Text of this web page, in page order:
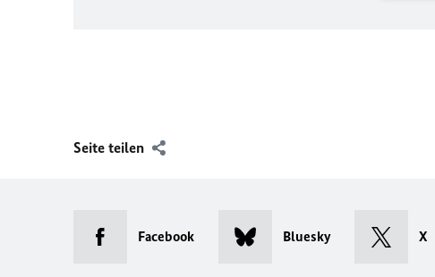
Seite teilen
Facebook Bluesky X